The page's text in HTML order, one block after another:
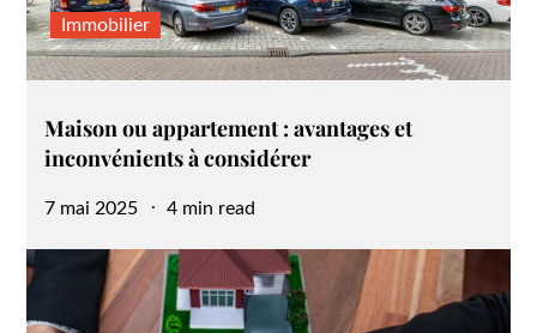
Immobilier
Maison ou appartement : avantages et
inconvénients à considérer
Posted
7 mai 2025 4 min read